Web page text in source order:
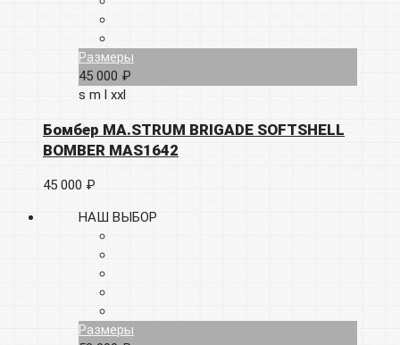
Размеры
45 000 ₽
s m xxl
Бомбер MA.STRUM BRIGADE SOFTSHELL
BOMBER MAS1642
45 000 ₽
НАШ ВЫБОР
Размеры